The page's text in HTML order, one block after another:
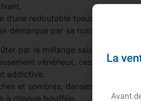
d’une redoutable tueuse à gages
démarque par sa noirceur
par le mélange saisissant de
vénéneux, ces saveurs
addictive.
et sombres, dansent avec
à chaque bouffée.
La
Avant